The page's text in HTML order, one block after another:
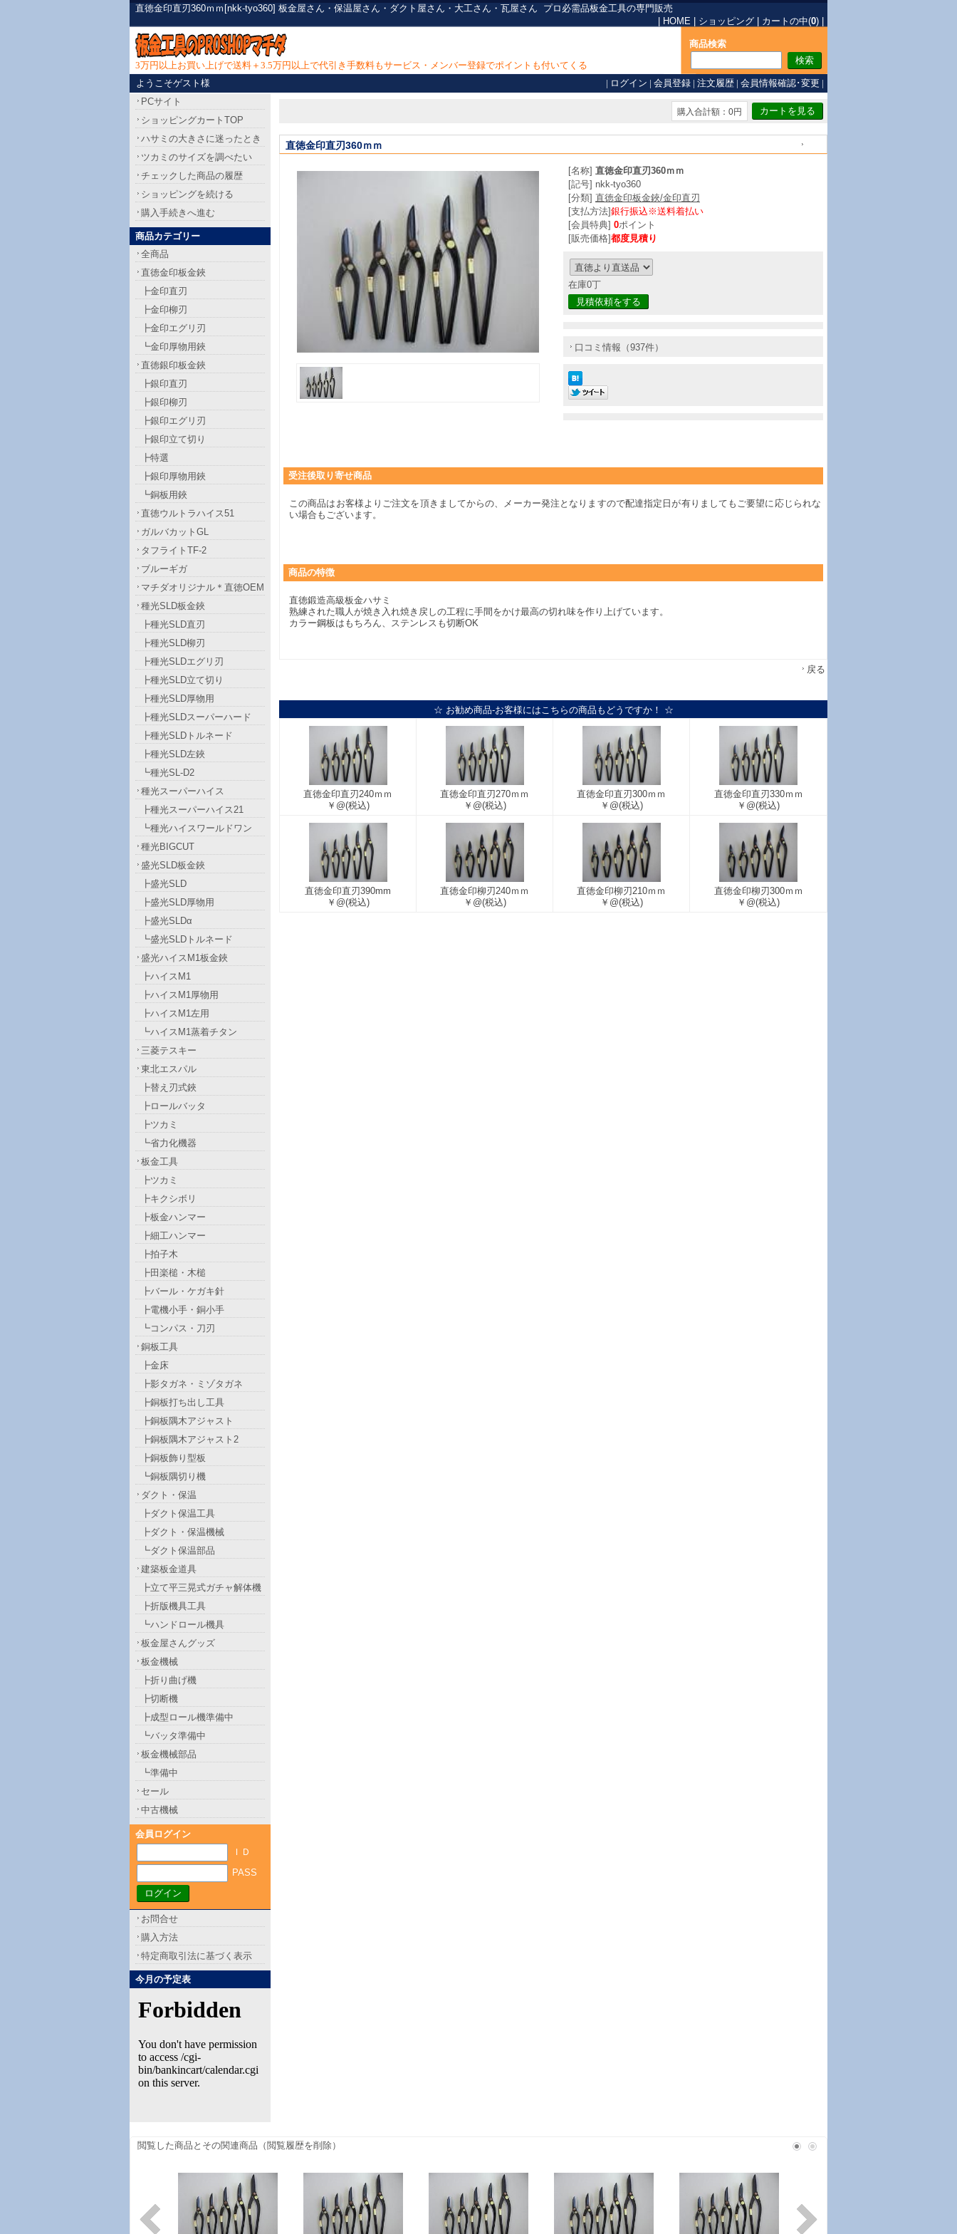
直徳金印直刃360ｍｍ[nkk-tyo360] 板金屋さん・保温屋さん・ダクト屋さん・大工さん・瓦屋さん プロ必需品板金工具の専門販売
HOME ショッピング カートの中(0)
3万円以上お買い上げで送料＋3.5万円以上で代引き手数料もサービス・メンバー登録でポイントも付いてくる
商品検索
ようこそゲスト様 | ログイン | 会員登録 | 注文履歴 | 会員情報確認･変更 |
購入合計額：0円
直徳金印直刃360ｍｍ
[名称] 直徳金印直刃360ｍｍ
[記号] nkk-tyo360
[分類] 直徳金印板金鋏/金印直刃
[支払方法]銀行振込※送料着払い
[会員特典] 0ポイント
[販売価格]都度見積り
在庫0丁
見積依頼をする
口コミ情報（937件）
受注後取り寄せ商品
この商品はお客様よりご注文を頂きましてからの、メーカー発注となりますので配達指定日が有りましてもご要望に応じられな
い場合もございます。
商品の特徴
直徳鍛造高級板金ハサミ
熟練された職人が焼き入れ焼き戻しの工程に手間をかけ最高の切れ味を作り上げています。
カラー鋼板はもちろん、ステンレスも切断OK
戻る
☆ お勧め商品-お客様にはこちらの商品もどうですか！ ☆
直徳金印直刃240ｍｍ
￥@(税込)
直徳金印直刃270ｍｍ
￥@(税込)
直徳金印直刃300ｍｍ
￥@(税込)
直徳金印直刃330ｍｍ
￥@(税込)
直徳金印直刃390mm
￥@(税込)
直徳金印柳刃240ｍｍ
￥@(税込)
直徳金印柳刃210ｍｍ
￥@(税込)
直徳金印柳刃300ｍｍ
￥@(税込)
PCサイト
ショッピングカートTOP
ハサミの大きさに迷ったとき
ツカミのサイズを調べたい
チェックした商品の履歴
ショッピングを続ける
購入手続きへ進む
商品カテゴリー
全商品
直徳金印板金鋏
┣金印直刃
┣金印柳刃
┣金印エグリ刃
┗金印厚物用鋏
直徳銀印板金鋏
┣銀印直刃
┣銀印柳刃
┣銀印エグリ刃
┣銀印立て切り
┣特選
┣銀印厚物用鋏
┗銅板用鋏
直徳ウルトラハイス51
ガルバカットGL
タフライトTF-2
ブルーギガ
マチダオリジナル＊直徳OEM
種光SLD板金鋏
┣種光SLD直刃
┣種光SLD柳刃
┣種光SLDエグリ刃
┣種光SLD立て切り
┣種光SLD厚物用
┣種光SLDスーパーハード
┣種光SLDトルネード
┣種光SLD左鋏
┗種光SL-D2
種光スーパーハイス
┣種光スーパーハイス21
┗種光ハイスワールドワン
種光BIGCUT
盛光SLD板金鋏
┣盛光SLD
┣盛光SLD厚物用
┣盛光SLDα
┗盛光SLDトルネード
盛光ハイスM1板金鋏
┣ハイスM1
┣ハイスM1厚物用
┣ハイスM1左用
┗ハイスM1蒸着チタン
三菱テスキー
東北エスパル
┣替え刃式鋏
┣ロールバッタ
┣ツカミ
┗省力化機器
板金工具
┣ツカミ
┣キクシボリ
┣板金ハンマー
┣細工ハンマー
┣拍子木
┣田楽槌・木槌
┣バール・ケガキ針
┣電機小手・銅小手
┗コンパス・刀刃
銅板工具
┣金床
┣影タガネ・ミゾタガネ
┣銅板打ち出し工具
┣銅板隅木アジャスト
┣銅板隅木アジャスト2
┣銅板飾り型板
┗銅板隅切り機
ダクト・保温
┣ダクト保温工具
┣ダクト・保温機械
┗ダクト保温部品
建築板金道具
┣立て平三晃式ガチャ解体機
┣折版機具工具
┗ハンドロール機具
板金屋さんグッズ
板金機械
┣折り曲げ機
┣切断機
┣成型ロール機準備中
┗バッタ準備中
板金機械部品
┗準備中
セール
中古機械
会員ログイン
ＩＤ
PASS
お問合せ
購入方法
特定商取引法に基づく表示
今月の予定表